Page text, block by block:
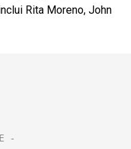
Rita Moreno, John